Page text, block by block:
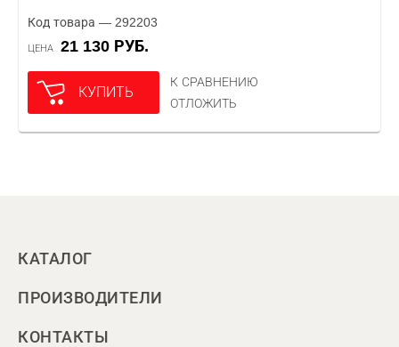
Код товара — 292203
ЦЕНА 21 130 РУБ.
КУПИТЬ
К СРАВНЕНИЮ
ОТЛОЖИТЬ
КАТАЛОГ
ПРОИЗВОДИТЕЛИ
КОНТАКТЫ